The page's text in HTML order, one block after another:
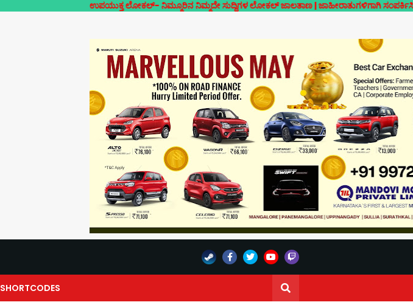
ಉಪಯುಕ್ತ ಲೋಕಲ್- ನಿಮ್ಮೂರಿನ ನಿಮ್ಮದೇ ಸುದ್ದಿಗಳ ಲೋಕಲ್ ಜಾಲತಾಣ | ಜಾಹೀರಾತುಗಳಿಗಾಗಿ ಸಂಪರ್ಕಿಸಿ-
SHORTCODES